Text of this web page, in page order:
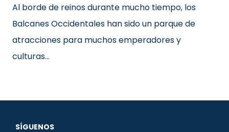
Al borde de reinos durante mucho tiempo, los
Balcanes Occidentales han sido un parque de
atracciones para muchos emperadores y
culturas…
SÍGUENOS